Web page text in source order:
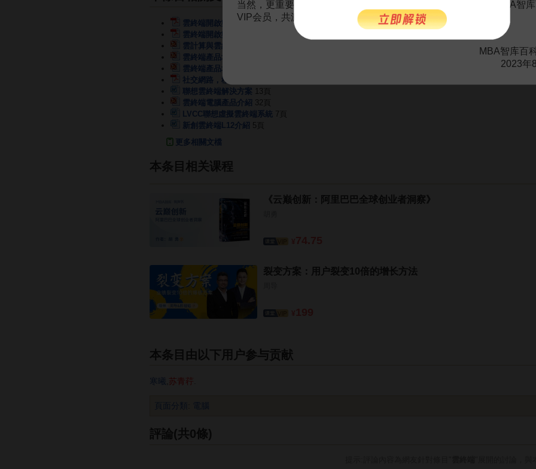
雲終端開啟數字生活
21頁
雲終端開啟數字生活
雲計算與雲終端介紹
雲終端產品培訓
雲終端產品培訓
社交網路，移動終端，雲與隱私
聯想雲終端解決方案
13頁
雲終端電腦產品介紹 32頁
LVCC聯想虛擬雲終端系統 7頁
新創雲終端L12介紹 5頁
更多相關文檔
本条目相关课程
《云巅创新：阿里巴巴全球创业者洞察》
裂变方案：用户裂变10倍的增长方法
本条目由以下用户参与贡献
寒曦 苏青荇
頁面分類 電腦
評論(共0條)
当然，更重要的是长期以来您对百科频道的支持。诚邀您加入MBA智
VIP会员，共渡难关，共同见证彼此的成长和进步！
MBA智库百
2023年